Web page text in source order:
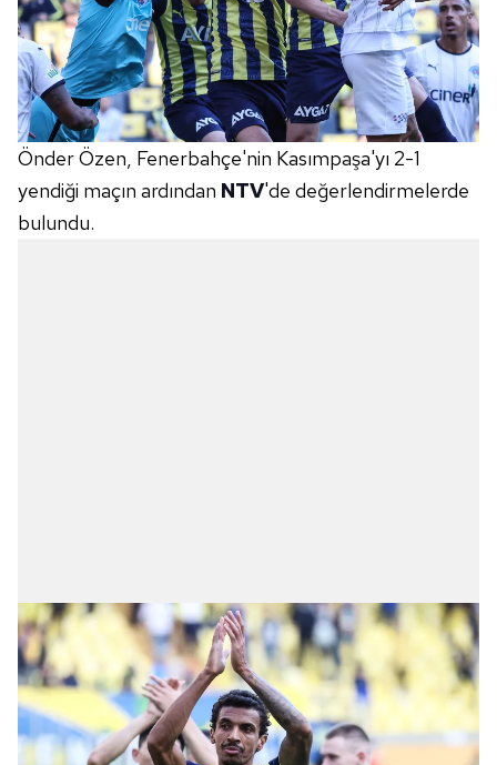
Önder Özen, Fenerbahçe'nin Kasımpaşa'yı 2-1
yendiği maçın ardından NTV'de değerlendirmelerde
bulundu.